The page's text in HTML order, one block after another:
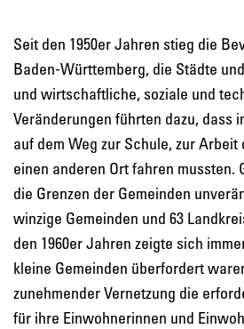
Seit den 1950er Jahren stieg die
Baden-Württemberg, die Städte
und wirtschaftliche, soziale und
Veränderungen führten dazu, dass
auf dem Weg zur Schule, zur
einen anderen Ort fahren mussten.
die Grenzen der Gemeinden
winzige Gemeinden und 63
den 1960er Jahren zeigte sich
kleine Gemeinden überfordert
zunehmender Vernetzung die
für ihre Einwohnerinnen und